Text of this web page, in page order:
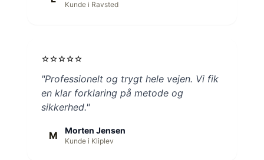
Kunde i Ravsted
starstarstarstarstar
"Professionelt og trygt hele vejen. Vi fik
en klar forklaring på metode og
sikkerhed."
M Morten Jensen
Kunde i Kliplev